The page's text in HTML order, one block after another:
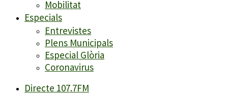
Mobilitat
Especials
Entrevistes
Plens Municipals
Especial Glòria
Coronavirus
Directe 107.7FM